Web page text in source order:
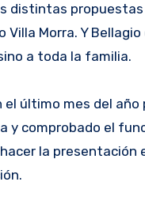
distintas
Morra. Y
a toda la familia.
último mes del
y comprobado el
la